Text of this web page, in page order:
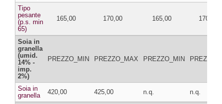
Tipo
pesante
(p.s. min
65)
165,00 170,00 165,00 170,00
Soia in
granella
(umid.
14% -
imp.
2%)
PREZZO_MIN PREZZO_MAX PREZZO_MIN
Soia in
granella
420,00 425,00 n.q. n.q.